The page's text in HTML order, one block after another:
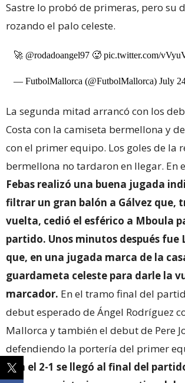
Sastre lo probó de primeras, pero su
rozando el palo celeste.
🚀 @rodadoangel97🥵 pic.twitter.com/
— FutbolMallorca (@FutbolMallorca) July
La segunda mitad arrancó con los
Costa con la camiseta bermellona y
con el primer equipo. Los goles de la
bermellona no tardaron en llegar. En
Febas realizó una buena jugada
filtrar un gran balón a Gálvez que,
vuelta, cedió el esférico a Mboula
partido. Unos minutos después fue
que, en una jugada marca de la
guardameta celeste para darle la
marcador. En el tramo final del
debut esperado de Ángel Rodríguez
Mallorca y también el debut de Pere
defendiendo la portería del primer
Con el 2-1 se llegó al final del